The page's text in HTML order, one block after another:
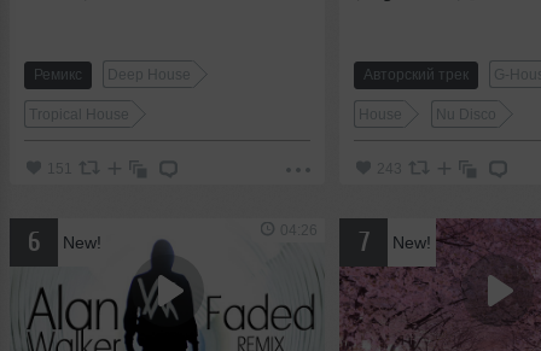
Ремикс Deep House
Tropical House
151
Авторский трек G-
House Nu Disco
243
6 New!
04:26 7 New!